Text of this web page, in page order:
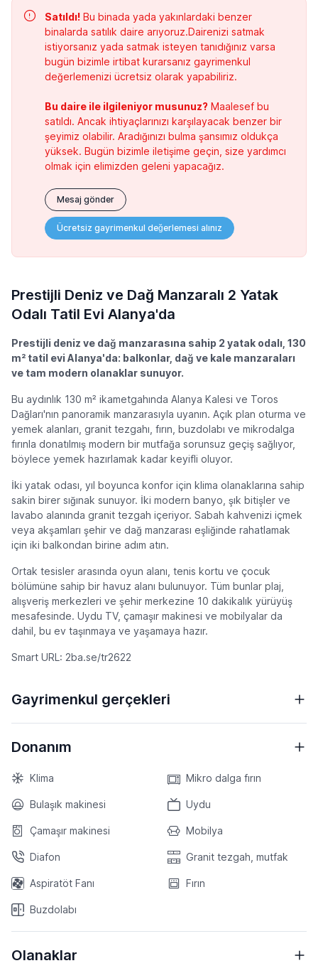
Satıldı! Bu binada yada yakınlardaki benzer
binalarda satılık daire arıyoruz.Dairenizi satmak
istiyorsanız yada satmak isteyen tanıdığınız varsa
bugün bizimle irtibat kurarsanız gayrimenkul
değerlemenizi ücretsiz olarak yapabiliriz.
Bu daire ile ilgileniyor musunuz? Maalesef bu
satıldı. Ancak ihtiyaçlarınızı karşılayacak benzer bir
şeyimiz olabilir. Aradığınızı bulma şansımız oldukça
yüksek. Bugün bizimle iletişime geçin, size yardımcı
olmak için elimizden geleni yapacağız.
Mesaj gönder
Ücretsiz gayrimenkul değerlemesi alınız
Prestijli Deniz ve Dağ Manzaralı 2 Yatak
Odalı Tatil Evi Alanya'da
Prestijli deniz ve dağ manzarasına sahip 2 yatak odalı, 130
m² tatil evi Alanya'da: balkonlar, dağ ve kale manzaraları
ve tam modern olanaklar sunuyor.
Bu aydınlık 130 m² ikametgahında Alanya Kalesi ve Toros
Dağları'nın panoramik manzarasıyla uyanın. Açık plan oturma ve
yemek alanları, granit tezgahı, fırın, buzdolabı ve mikrodalga
fırınla donatılmış modern bir mutfağa sorunsuz geçiş sağlıyor,
böylece yemek hazırlamak kadar keyifli oluyor.
İki yatak odası, yıl boyunca konfor için klima olanaklarına sahip
sakin birer sığınak sunuyor. İki modern banyo, şık bitişler ve
lavabo alanında granit tezgah içeriyor. Sabah kahvenizi içmek
veya akşamları şehir ve dağ manzarası eşliğinde rahatlamak
için iki balkondan birine adım atın.
Ortak tesisler arasında oyun alanı, tenis kortu ve çocuk
bölümüne sahip bir havuz alanı bulunuyor. Tüm bunlar plaj,
alışveriş merkezleri ve şehir merkezine 10 dakikalık yürüyüş
mesafesinde. Uydu TV, çamaşır makinesi ve mobilyalar da
dahil, bu ev taşınmaya ve yaşamaya hazır.
Smart URL: 2ba.se/tr2622
Gayrimenkul gerçekleri
Donanım
Klima Mikro dalga fırın
Bulaşık makinesi Uydu
Çamaşır makinesi Mobilya
Diafon Granit tezgah, mutfak
Aspiratöt Fanı Fırın
Buzdolabı
Olanaklar